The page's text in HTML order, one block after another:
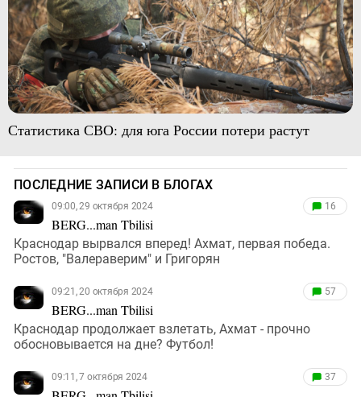
Статистика СВО: для юга России потери растут
ПОСЛЕДНИЕ ЗАПИСИ В БЛОГАХ
09:00, 29 октября 2024
BERG...man Tbilisi
16
Краснодар вырвался вперед! Ахмат, первая победа.
Ростов, "Валераверим" и Григорян
09:21, 20 октября 2024
BERG...man Tbilisi
57
Краснодар продолжает взлетать, Ахмат - прочно
обосновывается на дне? Футбол!
09:11, 7 октября 2024 37